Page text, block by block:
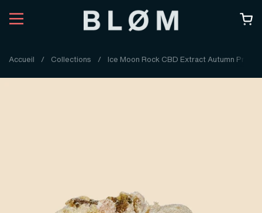
Accueil / Collections / Ice Moon Rock CBD Extract Autumn Promo